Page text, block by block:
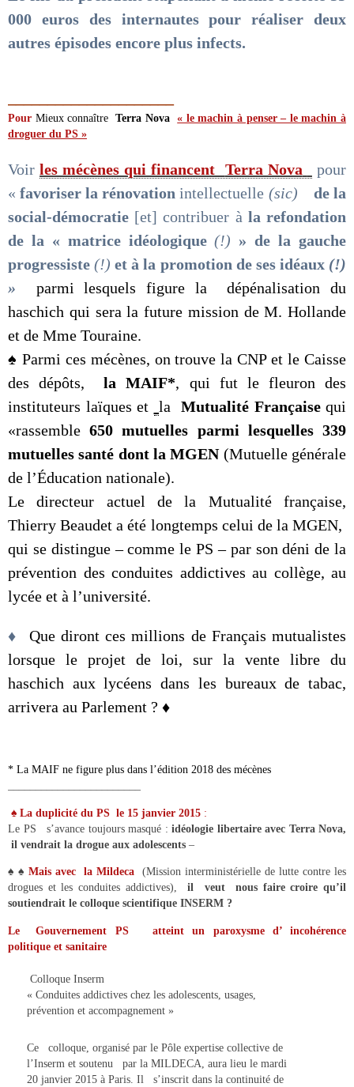
000 euros des internautes pour réaliser deux
autres épisodes encore plus infects.
Pour Mieux connaîtreTerra Nova« le machin à penser – le machin à
droguer du PS »
Voirles mécènes qui financent Terra Nova
pour
«favoriser la rénovation intellectuelle (sic)
de la
social-démocratie [et] contribuer à la refondation
de la « matrice idéologique(!) » de la gauche
progressiste (!) et à la promotion de ses idéaux (!)
»
parmi lesquels figure la dépénalisation du
haschich qui sera la future mission de M. Hollande
et de Mme Touraine.
♠ Parmi ces mécènes, on trouve la CNP et le Caisse
des dépôts,la MAIF*, qui fut le fleuron des
instituteurs laïques et la Mutualité Françaisequi
«rassemble650 mutuelles parmi lesquelles 339
mutuelles santé dont la MGEN(Mutuelle générale
de l’Éducation nationale).
Le directeur actuel de la Mutualité française,
Thierry Beaudet a été longtemps celui de la MGEN,
qui se distingue – comme le PS – par son déni de la
prévention des conduites addictives au collège, au
lycée et à l’université.
♦ Que diront ces millions de Français mutualistes
lorsque le projet de loi, sur la vente libre du
haschich aux lycéens dans les bureaux de tabac,
arrivera au Parlement ? ♦
* La MAIF ne figure plus dans l’édition 2018 des mécènes
♠ La duplicité du PS le 15 janvier 2015 :
Le PS s’avance toujours masqué : idéologie libertaire avec Terra Nova,
il vendrait la drogue aux adolescents –
♠ ♠ Mais avec la Mildeca
(Mission interministérielle de lutte contre les
drogues et les conduites addictives),il veut nous faire croire qu’il
soutiendrait le colloque scientifique INSERM ?
Le Gouvernement PS atteint un paroxysme d’ incohérence
politique et sanitaire
Colloque Inserm
« Conduites addictives chez les adolescents, usages,
prévention et accompagnement »
Ce colloque, organisé par le Pôle expertise collective de
l’Inserm et soutenu par la MILDECA, aura lieu le mardi
20 janvier 2015 à Paris . Il s’inscrit dans la continuité de